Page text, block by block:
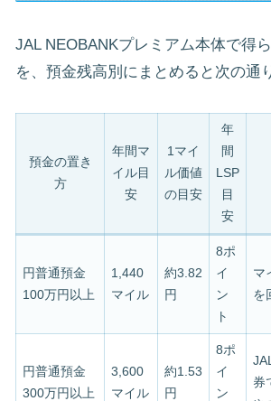
JAL NEOBANKプレミアム本体で得
を、預金残高別にまとめると次の通
預金の置き
方
年間マ
イル目
安
1マイ
ル価値
の目安
年
間
LSP
目
安
円普通預金
100万円以上
1,440
マイル
約3.82
円
8ポ
イ
ン
ト
マ
を
円普通預金
300万円以上
3,600
マイル
約1.53
円
8ポ
イ
ン
券